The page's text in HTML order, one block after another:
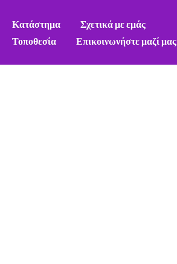
Κατάστημα
Σχετικά με εμάς
Τοποθεσία
Επικοινωνήστε μαζί μας